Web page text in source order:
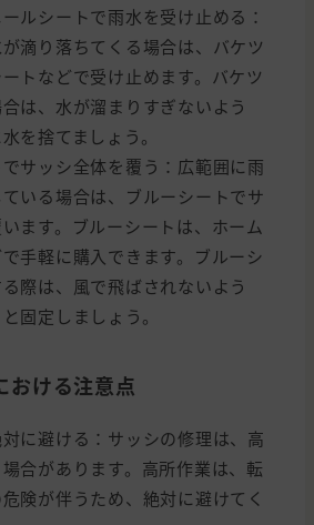
ルシートで雨水を受け止める：
滴り落ちてくる場合は、バケツ
トなどで受け止めます。バケツ
は、水が溜まりすぎないよう
を捨てましょう。
サッシ全体を覆う：広範囲に雨
いる場合は、ブルーシートでサ
ます。ブルーシートは、ホーム
手軽に購入できます。ブルーシ
際は、風で飛ばされないよう
固定しましょう。
おける注意点
に避ける：サッシの修理は、高
合があります。高所作業は、転
険が伴うため、絶対に避けてく